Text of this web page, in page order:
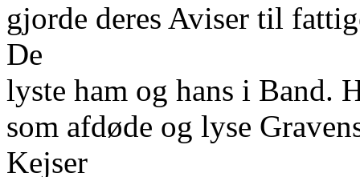
gjorde deres Aviser til
De
lyste ham og hans i Band.
som afdøde og lyse
Kejser